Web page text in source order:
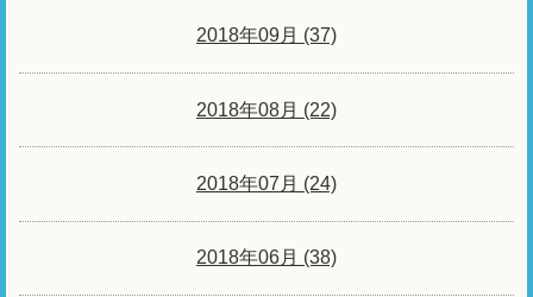
2018年09月 (37)
2018年08月 (22)
2018年07月 (24)
2018年06月 (38)